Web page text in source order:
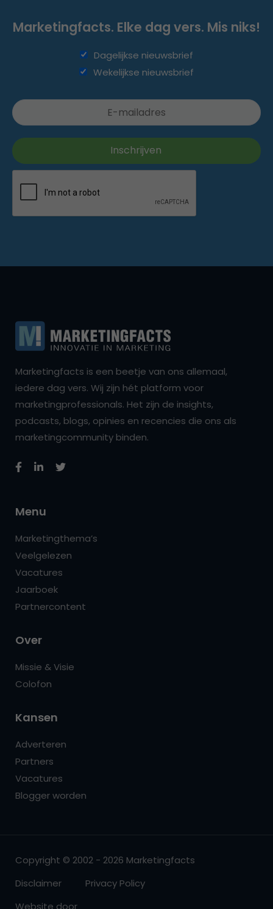
Marketingfacts. Elke dag vers. Mis niks!
Dagelijkse nieuwsbrief
Wekelijkse nieuwsbrief
Marketingfacts is een beetje van ons allemaal,
iedere dag vers. Wij zijn hét platform voor
marketingprofessionals. Het zijn de insights,
podcasts, blogs, opinies en recencies die ons als
marketingcommunity binden.
Menu
Marketingthema’s
Veelgelezen
Vacatures
Jaarboek
Partnercontent
Over
Missie & Visie
Colofon
Kansen
Adverteren
Partners
Vacatures
Blogger worden
Copyright © 2002 - 2026 Marketingfacts
Disclaimer
Privacy Policy
Website door